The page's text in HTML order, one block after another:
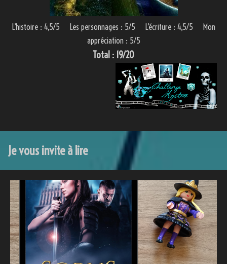
L’histoire : 4,5/5 Les personnages : 5/5 L’écriture : 4,5/5 Mon
appréciation : 5/5
Total : 19/20
Je vous invite à lire